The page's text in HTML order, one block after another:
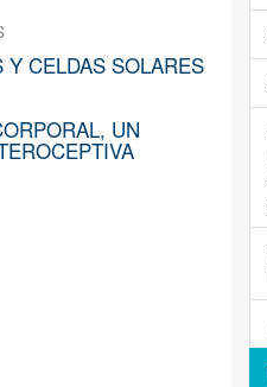
Y CELDAS SOLARES
UN